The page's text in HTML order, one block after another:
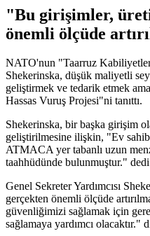
"Bu girişimler,
önemli ölçüde
NATO'nun "Taarruz
Shekerinska, düşük maliyetli
geliştirmek ve tedarik etmek
Hassas Vuruş Projesi"ni tanıttı.
Shekerinska, bir başka girişim
geliştirilmesine ilişkin, "Ev
ATMACA yer tabanlı uzun
taahhüdünde bulunmuştur."
Genel Sekreter Yardımcısı
gerçekten önemli ölçüde
güvenliğimizi sağlamak için
sağlamaya yardımcı olacaktır."